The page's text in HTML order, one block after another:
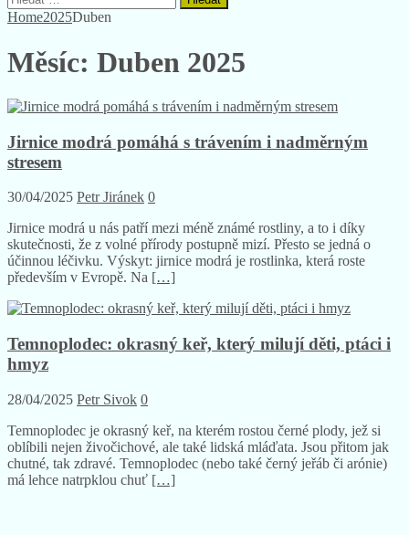
Vyhledávání
Jirnice modrá pomáhá s trávením i nadměrným
30/04/2025 Petr Jiránek 0
Jirnice modrá u nás patří mezi méně známé rostliny, a to i díky
skutečnosti, že z volné přírody postupně mizí. Přesto se jedná o
účinnou léčivku. Výskyt: jirnice modrá je rostlinka, která roste
především v Evropě. Na[…]
Temnoplodec: okrasný keř, který milují děti, ptáci i
28/04/2025 Petr Sivok
0
Temnoplodec je okrasný keř, na kterém rostou černé plody, jež si
oblíbili nejen živočichové, ale také lidská mláďata. Jsou přitom jak
chutné, tak zdravé. Temnoplodec (nebo také černý jeřáb či arónie)